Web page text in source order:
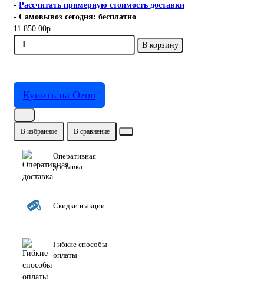
- Рассчитать примерную стоимость доставки
- Самовывоз сегодня: бесплатно
11 850.00р.
В корзину
Купить на Ozon
В избранное В сравнение
Оперативная
доставка
Скидки и акции
Гибкие способы
оплаты